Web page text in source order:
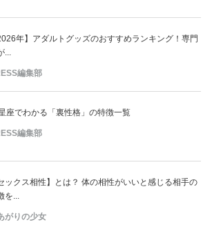
年】アダルトグッズのおすすめランキング！専門
...
編集部
座でわかる「裏性格」の特徴一覧
編集部
ックス相性】とは？ 体の相性がいいと感じる相手の
を...
がりの少女